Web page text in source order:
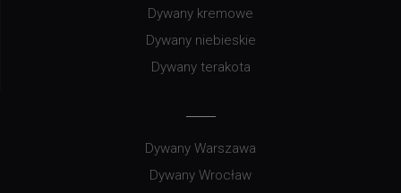
Dywany kremowe
Dywany niebieskie
Dywany terakota
Dywany Warszawa
Dywany Wrocław